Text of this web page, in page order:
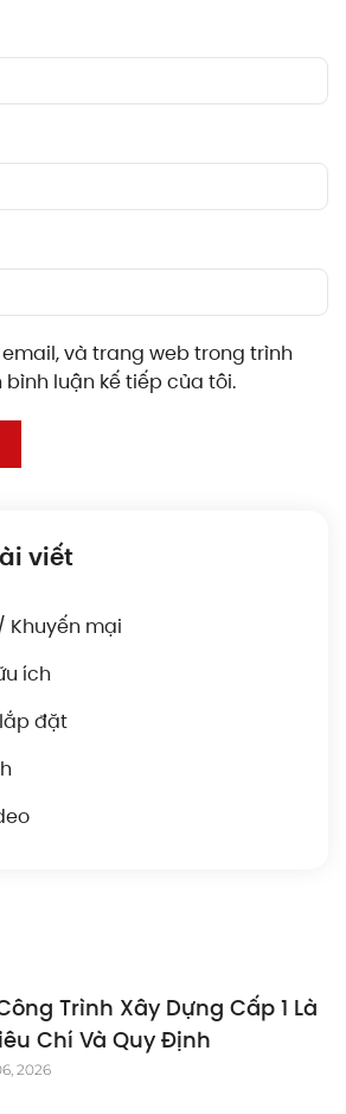
và trang web trong trình
luận kế tiếp của tôi.
viết
Khuyến mại
ích
đặt
Trình Xây Dựng Cấp 1 Là
Chí Và Quy Định
2026